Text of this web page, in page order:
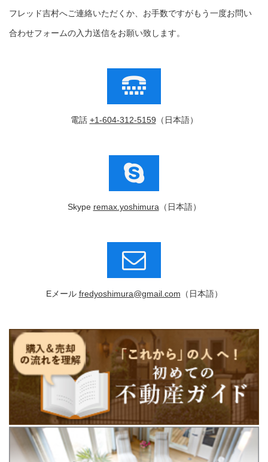
フレッド吉村へご連絡いただくか、お手数ですがもう一度お問い
合わせフォームの入力送信をお願い致します。
電話 +1-604-312-5159 （日本語）
Skype remax.yoshimura （日本語）
Eメール fredyoshimura@gmail.com （日本語）